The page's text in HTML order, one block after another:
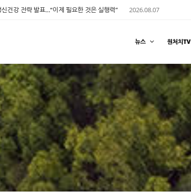
건강 전략 발표…“이제 필요한 것은 실행력” 2026.08.07
뉴스 원처치TV